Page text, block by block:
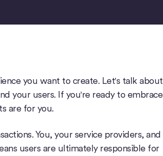
you want to create. Let's talk about
your users. If you're ready to embrace
are for you.
You, your service providers, and
users are ultimately responsible for